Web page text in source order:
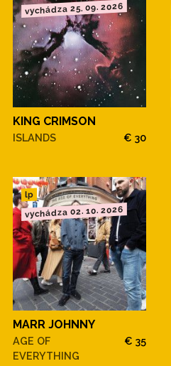
vychádza 25. 09. 2026
KING CRIMSON
ISLANDS € 30
lp
vychádza 02. 10. 2026
MARR JOHNNY
AGE OF
EVERYTHING
€ 35